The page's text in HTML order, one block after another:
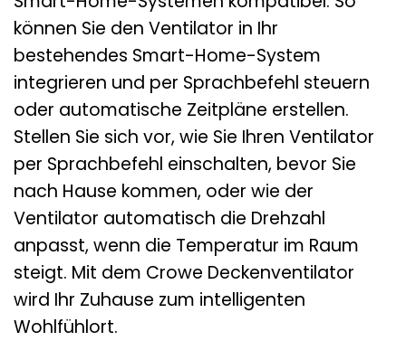
können Sie den Ventilator in Ihr
bestehendes Smart-Home-System
integrieren und per Sprachbefehl steuern
oder automatische Zeitpläne erstellen.
Stellen Sie sich vor, wie Sie Ihren Ventilator
per Sprachbefehl einschalten, bevor Sie
nach Hause kommen, oder wie der
Ventilator automatisch die Drehzahl
anpasst, wenn die Temperatur im Raum
steigt. Mit dem Crowe Deckenventilator
wird Ihr Zuhause zum intelligenten
Wohlfühlort.